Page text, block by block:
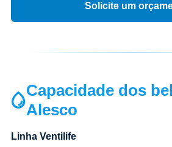
Solicite um
Capacidade dos
Alesco
Linha Ventilife